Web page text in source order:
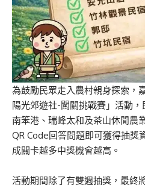
為鼓勵民眾走入農村親身探索，
陽光郊遊社-闖關挑戰賽」活動
南笨港、瑞峰太和及茶山休閒農
QR Code回答問題即可獲得抽獎
成關卡越多中獎機會越高。
活動期間除了有雙週抽獎，最終